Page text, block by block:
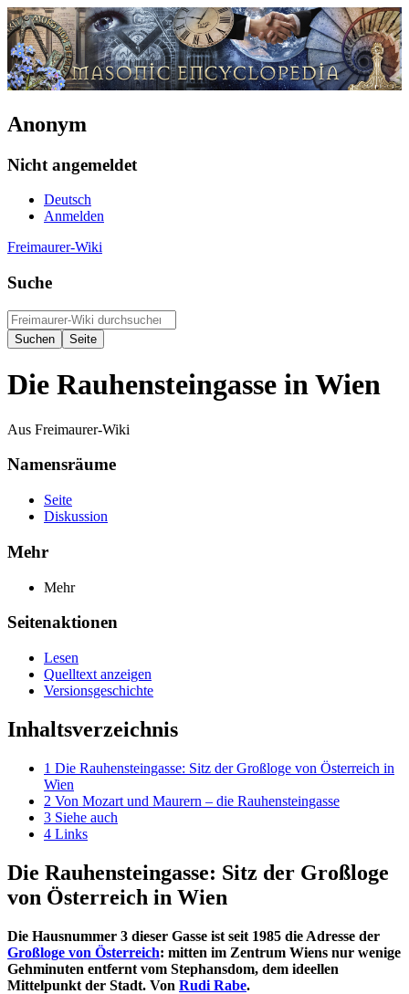
Anonym
Nicht angemeldet
Deutsch
Anmelden
Freimaurer-Wiki
Suche
Die Rauhensteingasse in Wien
Aus Freimaurer-Wiki
Namensräume
Seite
Diskussion
Mehr
Mehr
Seitenaktionen
Lesen
Quelltext anzeigen
Versionsgeschichte
Inhaltsverzeichnis
1 Die Rauhensteingasse: Sitz der Großloge von Österreich in
Wien
2 Von Mozart und Maurern – die Rauhensteingasse
3 Siehe auch
4 Links
Die Rauhensteingasse: Sitz der Großloge
von Österreich in Wien
Die Hausnummer 3 dieser Gasse ist seit 1985 die Adresse der
Großloge von Österreich: mitten im Zentrum Wiens nur wenige
Gehminuten entfernt vom Stephansdom, dem ideellen
Mittelpunkt der Stadt. Von Rudi Rabe.